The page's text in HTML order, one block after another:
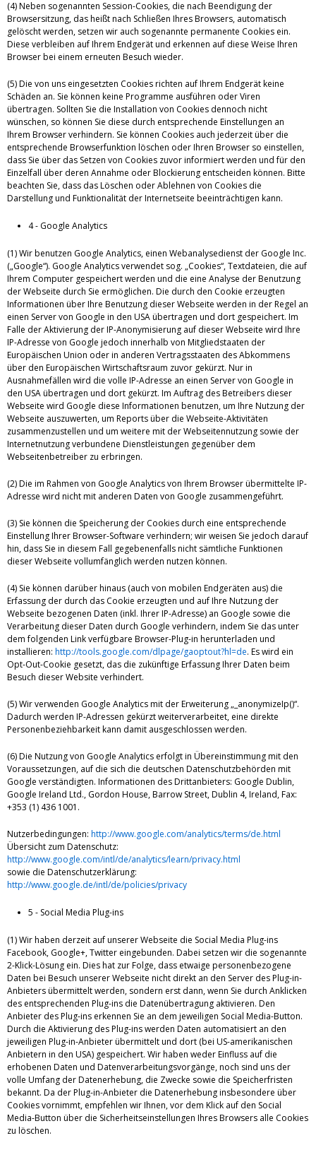
(4) Neben sogenannten Session-Cookies, die nach Beendigung der
Browsersitzung, das heißt nach Schließen Ihres Browsers, automatisch
gelöscht werden, setzen wir auch sogenannte permanente Cookies ein.
Diese verbleiben auf Ihrem Endgerät und erkennen auf diese Weise Ihren
Browser bei einem erneuten Besuch wieder.
(5) Die von uns eingesetzten Cookies richten auf Ihrem Endgerät keine
Schäden an. Sie können keine Programme ausführen oder Viren
übertragen. Sollten Sie die Installation von Cookies dennoch nicht
wünschen, so können Sie diese durch entsprechende Einstellungen an
Ihrem Browser verhindern. Sie können Cookies auch jederzeit über die
entsprechende Browserfunktion löschen oder Ihren Browser so einstellen,
dass Sie über das Setzen von Cookies zuvor informiert werden und für den
Einzelfall über deren Annahme oder Blockierung entscheiden können. Bitte
beachten Sie, dass das Löschen oder Ablehnen von Cookies die
Darstellung und Funktionalität der Internetseite beeinträchtigen kann.
4 - Google Analytics
(1) Wir benutzen Google Analytics, einen Webanalysedienst der Google Inc.
(„Google“). Google Analytics verwendet sog. „Cookies“, Textdateien, die auf
Ihrem Computer gespeichert werden und die eine Analyse der Benutzung
der Webseite durch Sie ermöglichen. Die durch den Cookie erzeugten
Informationen über Ihre Benutzung dieser Webseite werden in der Regel an
einen Server von Google in den USA übertragen und dort gespeichert. Im
Falle der Aktivierung der IP-Anonymisierung auf dieser Webseite wird Ihre
IP-Adresse von Google jedoch innerhalb von Mitgliedstaaten der
Europäischen Union oder in anderen Vertragsstaaten des Abkommens
über den Europäischen Wirtschaftsraum zuvor gekürzt. Nur in
Ausnahmefällen wird die volle IP-Adresse an einen Server von Google in
den USA übertragen und dort gekürzt. Im Auftrag des Betreibers dieser
Webseite wird Google diese Informationen benutzen, um Ihre Nutzung der
Webseite auszuwerten, um Reports über die Webseite-Aktivitäten
zusammenzustellen und um weitere mit der Webseitennutzung sowie der
Internetnutzung verbundene Dienstleistungen gegenüber dem
Webseitenbetreiber zu erbringen.
(2) Die im Rahmen von Google Analytics von Ihrem Browser übermittelte IP-
Adresse wird nicht mit anderen Daten von Google zusammengeführt.
(3) Sie können die Speicherung der Cookies durch eine entsprechende
Einstellung Ihrer Browser-Software verhindern; wir weisen Sie jedoch darauf
hin, dass Sie in diesem Fall gegebenenfalls nicht sämtliche Funktionen
dieser Webseite vollumfänglich werden nutzen können.
(4) Sie können darüber hinaus (auch von mobilen Endgeräten aus) die
Erfassung der durch das Cookie erzeugten und auf Ihre Nutzung der
Webseite bezogenen Daten (inkl. Ihrer IP-Adresse) an Google sowie die
Verarbeitung dieser Daten durch Google verhindern, indem Sie das unter
dem folgenden Link verfügbare Browser-Plug-in herunterladen und
installieren: http://tools.google.com/dlpage/gaoptout?hl=de. Es wird ein
Opt-Out-Cookie gesetzt, das die zukünftige Erfassung Ihrer Daten beim
Besuch dieser Website verhindert.
(5) Wir verwenden Google Analytics mit der Erweiterung „_anonymizeIp()“.
Dadurch werden IP-Adressen gekürzt weiterverarbeitet, eine direkte
Personenbeziehbarkeit kann damit ausgeschlossen werden.
(6) Die Nutzung von Google Analytics erfolgt in Übereinstimmung mit den
Voraussetzungen, auf die sich die deutschen Datenschutzbehörden mit
Google verständigten. Informationen des Drittanbieters: Google Dublin,
Google Ireland Ltd., Gordon House, Barrow Street, Dublin 4, Ireland, Fax:
+353 (1) 436 1001.
Nutzerbedingungen: http://www.google.com/analytics/terms/de.html
Übersicht zum Datenschutz:
http://www.google.com/intl/de/analytics/learn/privacy.html
sowie die Datenschutzerklärung:
http://www.google.de/intl/de/policies/privacy
5 - Social Media Plug-ins
(1) Wir haben derzeit auf unserer Webseite die Social Media Plug-ins
Facebook, Google+, Twitter eingebunden. Dabei setzen wir die sogenannte
2-Klick-Lösung ein. Dies hat zur Folge, dass etwaige personenbezogene
Daten bei Besuch unserer Webseite nicht direkt an den Server des Plug-in-
Anbieters übermittelt werden, sondern erst dann, wenn Sie durch Anklicken
des entsprechenden Plug-ins die Datenübertragung aktivieren. Den
Anbieter des Plug-ins erkennen Sie an dem jeweiligen Social Media-Button.
Durch die Aktivierung des Plug-ins werden Daten automatisiert an den
jeweiligen Plug-in-Anbieter übermittelt und dort (bei US-amerikanischen
Anbietern in den USA) gespeichert. Wir haben weder Einfluss auf die
erhobenen Daten und Datenverarbeitungsvorgänge, noch sind uns der
volle Umfang der Datenerhebung, die Zwecke sowie die Speicherfristen
bekannt. Da der Plug-in-Anbieter die Datenerhebung insbesondere über
Cookies vornimmt, empfehlen wir Ihnen, vor dem Klick auf den Social
Media-Button über die Sicherheitseinstellungen Ihres Browsers alle Cookies
zu löschen.